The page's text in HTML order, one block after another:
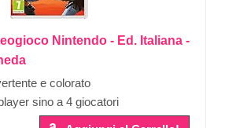
Nintendo - Ed. Italiana -
e colorato
sino a 4 giocatori